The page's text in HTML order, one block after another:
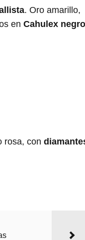
. Oro amarillo,
en Cahulex negro
rosa, con